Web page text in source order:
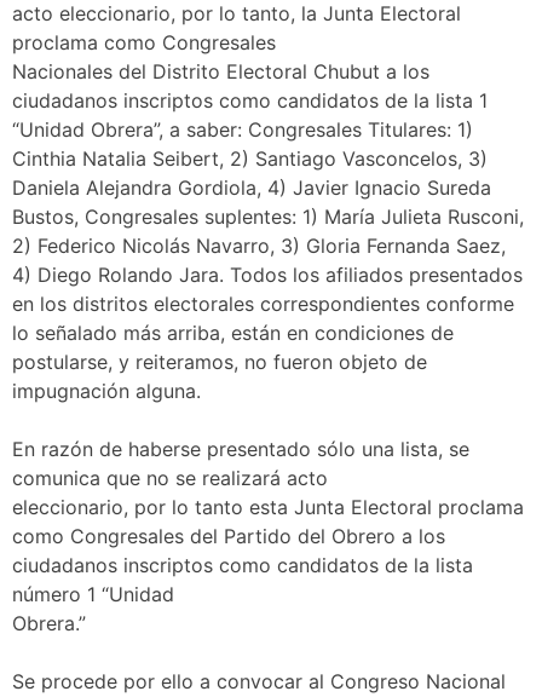
acto eleccionario, por lo tanto, la Junta Electoral
proclama como Congresales
Nacionales del Distrito Electoral Chubut a los
ciudadanos inscriptos como candidatos de la lista 1
“Unidad Obrera”, a saber: Congresales Titulares: 1)
Cinthia Natalia Seibert, 2) Santiago Vasconcelos, 3)
Daniela Alejandra Gordiola, 4) Javier Ignacio Sureda
Bustos, Congresales suplentes: 1) María Julieta Rusconi,
2) Federico Nicolás Navarro, 3) Gloria Fernanda Saez,
4) Diego Rolando Jara. Todos los afiliados presentados
en los distritos electorales correspondientes conforme
lo señalado más arriba, están en condiciones de
postularse, y reiteramos, no fueron objeto de
impugnación alguna.
En razón de haberse presentado sólo una lista, se
comunica que no se realizará acto
eleccionario, por lo tanto esta Junta Electoral proclama
como Congresales del Partido del Obrero a los
ciudadanos inscriptos como candidatos de la lista
número 1 “Unidad
Obrera.”
Se procede por ello a convocar al Congreso Nacional